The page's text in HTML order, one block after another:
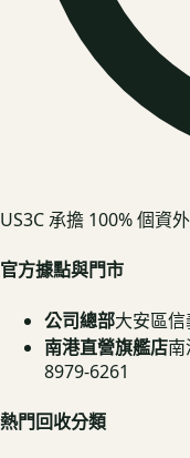
US3C 承擔 100% 個資
官方據點與門市
公司總部大安區
南港直營旗艦店
8979-6261
熱門回收分類